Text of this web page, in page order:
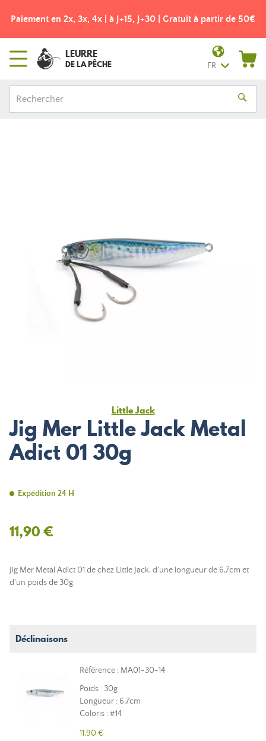
en 2x, 3x, 4x | à J+15, J+30 | Gratuit à partir de 50€
LEURRE
DE LA PÊCHE FR
Little Jack
Jig Mer Little Jack Metal
Adict 01 30g
Expédition 24 H
11,90 €
Jig Mer Metal Adict 01 de chez Little Jack, d'une longueur de 6,7cm et
d'un poids de 30g.
Déclinaisons
Référence : MA01-30-14
Poids : 30g
Longueur : 6,7cm
Coloris : #14
11,90 €